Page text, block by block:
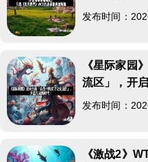
发布时间：
《星际家园
流区」，开
发布时间：
《激战2》